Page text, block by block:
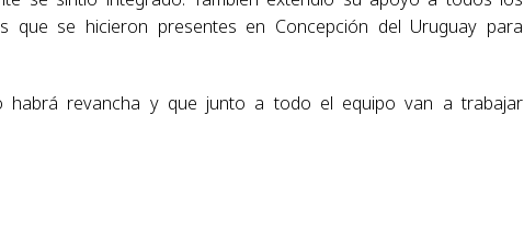
se hicieron presentes en Concepción del Uruguay para
habrá revancha y que junto a todo el equipo van a trabajar